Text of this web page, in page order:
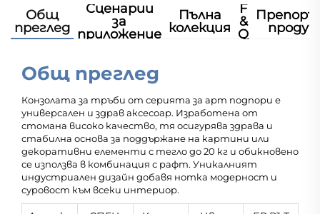
Общ
преглед
Сценарии
за
приложение
Пълна
колекция
F
&
Q
Общ преглед
Конзолата за тръби от серията за арт подпори е
универсален и здрав аксесоар. Изработена от
стоманa високо качество, тя осигурява здрава и
стабилна основа за поддържане на картини или
декоративни елементи с тегло до 20 кг и обикновено
се използва в комбинация с рафт. Уникалният
индустриален дизайн добавя нотка модерност и
суровост към всеки интериор.